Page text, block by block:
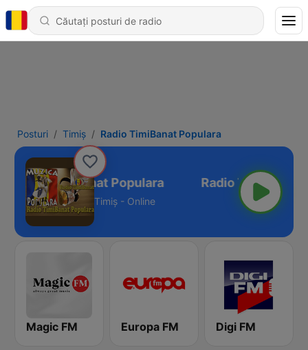
Posturi Timiș Radio TimiBanat Populara
Radio TimiBanat Populara
Timiș - Online
Magic FM Europa FM Digi FM